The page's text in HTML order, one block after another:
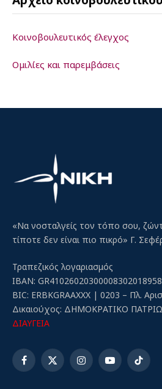
Κοινοβουλευτικός έλεγχος
Ομιλίες και παρεμβάσεις
«Να νοσταλγείς τον τόπο σου,
τίποτε δεν είναι πιο πικρό» Γ.
Τραπεζικός λογαριασμός
IBAN:
BIC: ERBKGRAAXXX | 0203 – Πλ.
Δικαιούχος: ΔΗΜΟΚΡΑΤΙΚΟ
ΔΙΑΥΓΕΙΑ
Facebook
X
InstagramYouTubeTikTok